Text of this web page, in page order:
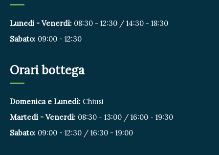
Lunedi - Venerdì: 08:30 - 12:30 / 14:30 - 18:30
Sabato: 09:00 - 12:30
Orari bottega
Domenica e Lunedì: Chiusi
Martedì - Venerdì: 08:30 - 13:00 / 16:00 - 19:30
Sabato: 09:00 - 12:30 / 16:30 - 19:00